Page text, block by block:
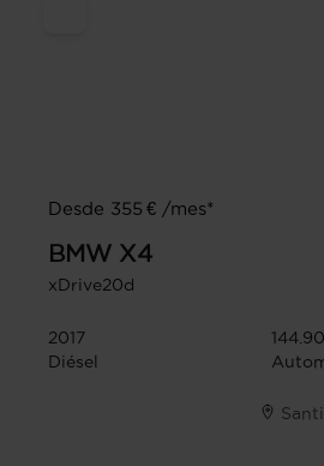
Desde 355 € /mes*
BMW X4
xDrive20d
2017
Diésel